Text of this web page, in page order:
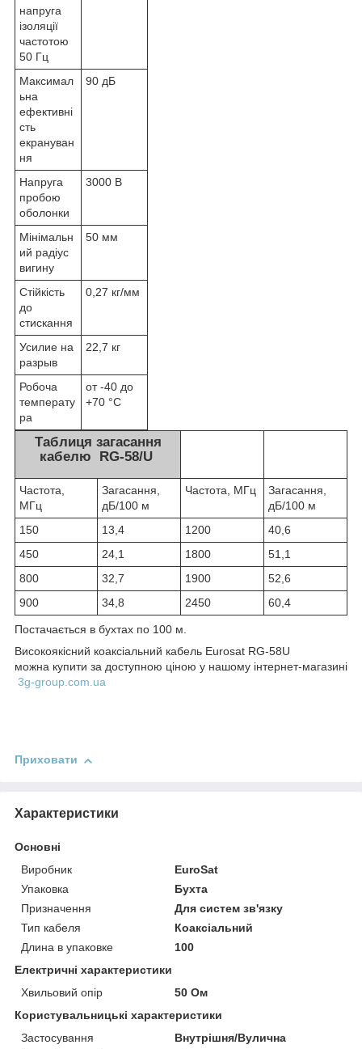
напруга
ізоляції
частотою
50 Гц
Максимал
ьна
ефективні
сть
екрануван
ня
90 дБ
Напруга
пробою
оболонки
3000 В
Мінімальн
ий радіус
вигину
50 мм
Стійкість
до
стискання
0,27 кг/мм
Усилие на
разрыв
22,7 кг
Робоча
температу
ра
от -40 до
+70 °С
Таблиця загасання
кабелю RG-58/U
Частота,
МГц
Загасання,
дБ/100 м
Частота, МГц
Загасання,
дБ/100 м
150
13,4 1200
40,6
450
24,1 1800
51,1
800
32,7 1900
52,6
900
34,8 2450 60,4
Постачається в бухтах по 100 м.
Високоякісний коаксіальний кабель Eurosat RG-58U
можна купити за доступною ціною у нашому інтернет-магазині
3g-group.com.ua
Приховати
Характеристики
Основні
Виробник
EuroSat
Упаковка
Бухта
Призначення
Для систем зв'язку
Тип кабеля
Коаксіальний
Длина в упаковке
100
Електричні характеристики
Хвильовий опір
50 Ом
Користувальницькі характеристики
Застосування
Внутрішня/Вулична